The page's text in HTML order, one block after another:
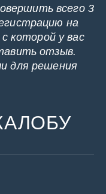
всего 3
на
которой у вас
отзыв.
для решения